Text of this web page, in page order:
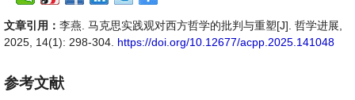
文章引用： 李燕. 马克思实践观对西方哲学的批判与重塑[J]. 哲学进展,
2025, 14(1): 298-304. https://doi.org/10.12677/acpp.2025.141048
参考文献